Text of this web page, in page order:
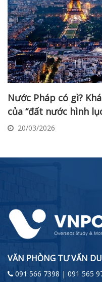
Nước Pháp có gì?
của “đất nước hình
20/03/2026
VĂN PHÒNG TƯ VẤN
091 566 7398 | 091 565